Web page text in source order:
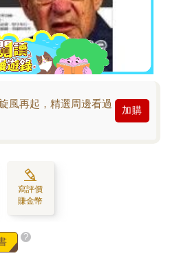
風再起，精選周邊看過
加購
寫評價
賺金幣
?